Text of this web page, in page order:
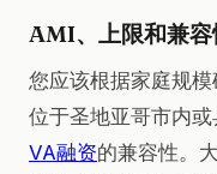
AMI、上限和兼容
您应该根据家庭规
位于圣地亚哥市内
VA融资的兼容性。